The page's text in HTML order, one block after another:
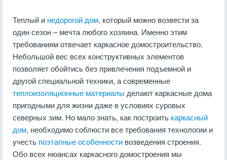
Теплый и недорогой дом, который можно возвести за
один сезон – мечта любого хозяина. Именно этим
требованиям отвечает каркасное домостроительство.
Небольшой вес всех конструктивных элементов
позволяет обойтись без привлечения подъемной и
другой специальной техники, а современные
теплоизоляционные материалы делают каркасные дома
пригодными для жизни даже в условиях суровых
северных зим. Но мало знать, как построить каркасный
дом, необходимо соблюсти все требования технологии и
учесть поэтапные особенности возведения строения.
Обо всех нюансах каркасного домостроения мы